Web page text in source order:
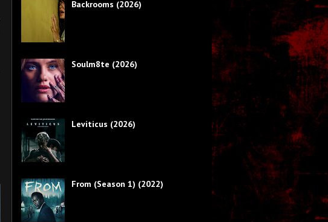
Backrooms (2026)
Soulm8te (2026)
Leviticus (2026)
From (Season 1) (2022)